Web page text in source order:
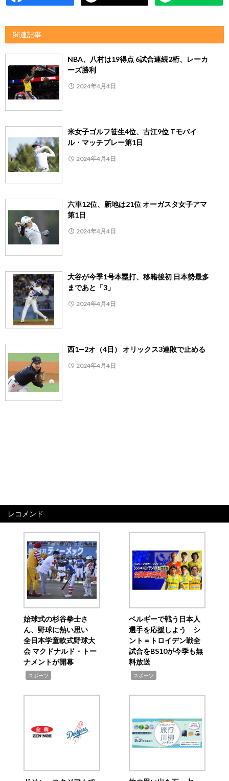
関連記事
NBA、八村は19得点 6試合連続2桁、レーカ
ーズ勝利
2024年4月4日
米女子ゴルフ笹生4位、古江9位 Tモバイ
ル・マッチプレー第1日
2024年4月4日
六車12位、新地は21位 オーガスタ女子アマ
第1日
2024年4月4日
大谷が今季1号本塁打、移籍後初 日本勢最多
まであと「3」
2024年4月4日
西1―2オ（4日） オリックス3連敗で止める
2024年4月4日
レコメンド
始球式の杉谷拳士さ
ん、野球に熱い思い
全日本学童軟式野球大
会 マクドナルド・トー
ナメントが開幕
スポーツ
ベルギーで戦う日本人
選手を応援しよう シ
ント＝トロイデン戦全
試合をBS10が今季も無
料放送
スポーツ